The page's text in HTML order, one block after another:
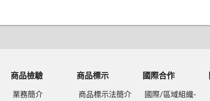
商品檢驗
業務簡介
商品標示
商品標示法簡介
國際合作
國際/區域組織-